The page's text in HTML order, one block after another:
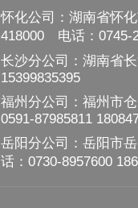
怀化公司：湖南省怀
418000 电话：0745-
长沙分公司：湖南省
15399835395
福州分公司：福州市
0591-87985811
岳阳分公司：岳阳市
话：0730-8957600